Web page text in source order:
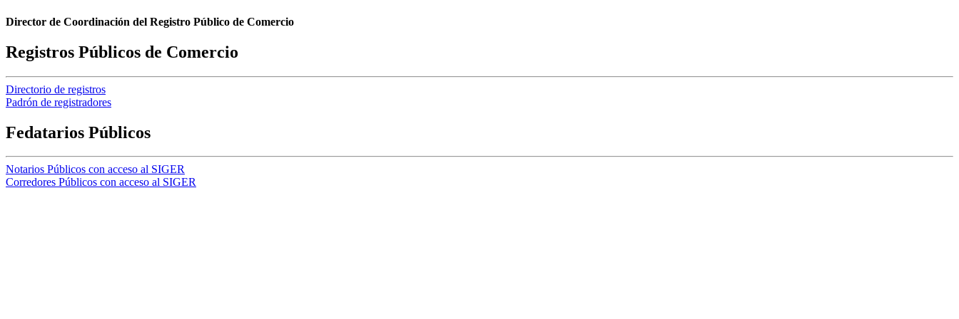
Director de Coordinación del Registro Público de Comercio
Registros Públicos de Comercio
Directorio de registros
Padrón de registradores
Fedatarios Públicos
Notarios Públicos con acceso al SIGER
Corredores Públicos con acceso al SIGER